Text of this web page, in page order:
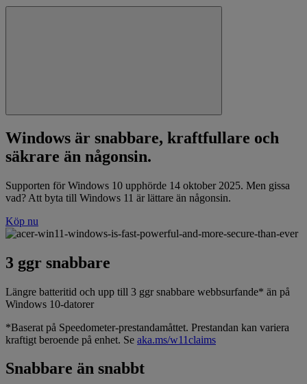
Windows är snabbare, kraftfullare och
säkrare än någonsin.
Supporten för Windows 10 upphörde 14 oktober 2025. Men gissa
vad? Att byta till Windows 11 är lättare än någonsin.
Köp nu
3 ggr snabbare
Längre batteritid och upp till 3 ggr snabbare webbsurfande* än på
Windows 10-datorer
*Baserat på Speedometer-prestandamåttet. Prestandan kan variera
kraftigt beroende på enhet. Se aka.ms/w11claims
Snabbare än snabbt